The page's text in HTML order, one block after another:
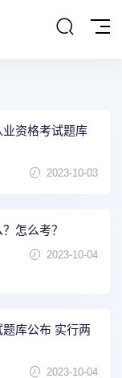
资格考试题库
2023-10-03
怎么考？
2023-10-04
库公布 实行两
2023-10-04